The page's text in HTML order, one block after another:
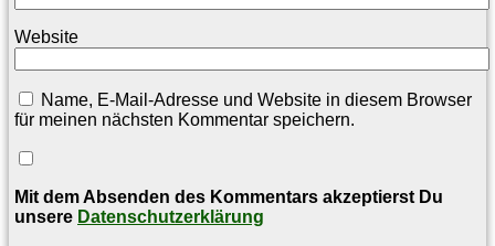
Website
Name, E-Mail-Adresse und Website in diesem Browser
für meinen nächsten Kommentar speichern.
Mit dem Absenden des Kommentars akzeptierst Du
unsere Datenschutzerklärung